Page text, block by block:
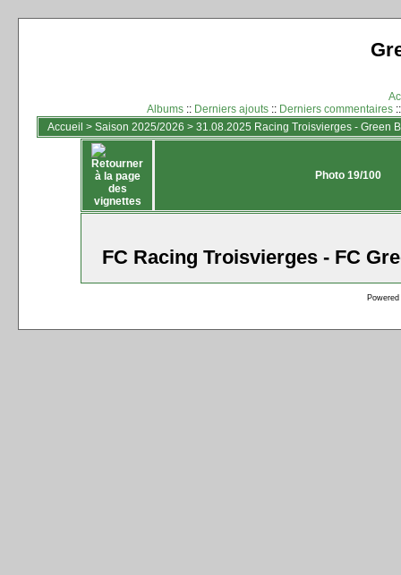
Albums :: Derniers ajouts :: Derniers commentaires
Accueil > Saison 2025/2026 > 31.08.2025 Racing Troisvierges - Green
Photo 19/100
FC Racing Troisvierges - FC